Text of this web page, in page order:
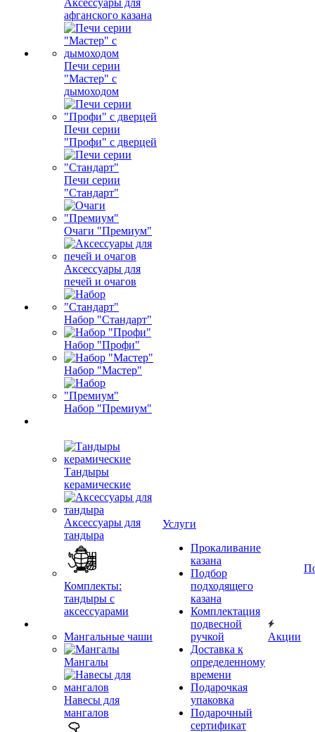
Аксессуары для
афганского казана
Печи серии
"Мастер" с
дымоходом
Печи серии
"Профи" с дверцей
Печи серии
"Стандарт"
Очаги "Премиум"
Аксессуары для
печей и очагов
Набор "Стандарт"
Набор "Профи"
Набор "Мастер"
Набор "Премиум"
Тандыры
керамические
Аксессуары для
тандыра
Комплекты:
тандыры с
аксессуарами
Мангальные чаши
Мангалы
Навесы для
мангалов
Услуги
Прокаливание
казана
Подбор
подходящего
казана
Комплектация
подвесной
ручкой
Доставка к
определенному
времени
Подарочкая
упаковка
Подарочный
сертификат
Акции